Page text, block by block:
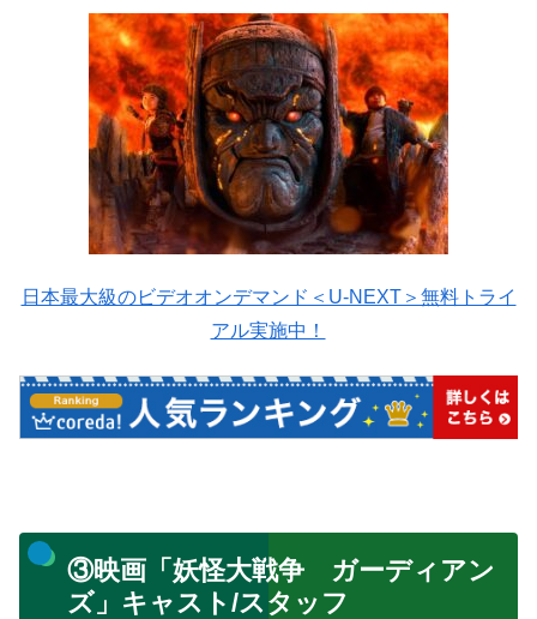
日本最大級のビデオオンデマンド＜U-NEXT＞無料トライ
アル実施中！
③映画「妖怪大戦争 ガーディアン
ズ」キャスト/スタッフ